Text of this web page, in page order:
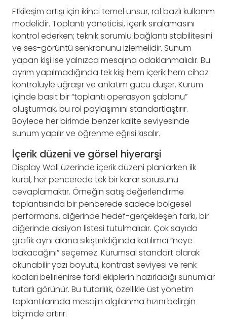
Etkileşim artışı için ikinci temel unsur, rol bazlı kullanım
modelidir. Toplantı yöneticisi, içerik sıralamasını
kontrol ederken; teknik sorumlu bağlantı stabilitesini
ve ses-görüntü senkronunu izlemelidir. Sunum
yapan kişi ise yalnızca mesajına odaklanmalıdır. Bu
ayrım yapılmadığında tek kişi hem içerik hem cihaz
kontrolüyle uğraşır ve anlatım gücü düşer. Kurum
içinde basit bir “toplantı operasyon şablonu”
oluşturmak, bu rol paylaşımını standartlaştırır.
Böylece her birimde benzer kalite seviyesinde
sunum yapılır ve öğrenme eğrisi kısalır.
İçerik düzeni ve görsel hiyerarşi
Display Wall üzerinde içerik düzeni planlarken ilk
kural, her pencerede tek bir karar sorusunu
cevaplamaktır. Örneğin satış değerlendirme
toplantısında bir pencerede sadece bölgesel
performans, diğerinde hedef-gerçekleşen farkı, bir
diğerinde aksiyon listesi tutulmalıdır. Çok sayıda
grafik aynı alana sıkıştırıldığında katılımcı “neye
bakacağını” seçemez. Kurumsal standart olarak
okunabilir yazı boyutu, kontrast seviyesi ve renk
kodları belirlenirse farklı ekiplerin hazırladığı sunumlar
tutarlı görünür. Bu tutarlılık, özellikle üst yönetim
toplantılarında mesajın algılanma hızını belirgin
biçimde artırır.